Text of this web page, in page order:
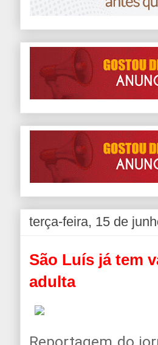
terça-feira, 15 de
São Luís já tem
adulta